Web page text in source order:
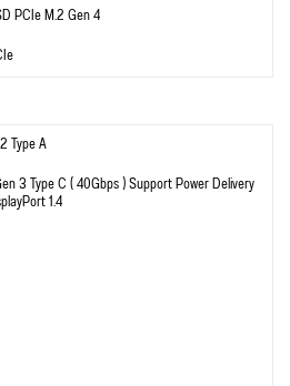
PCIe M.2 Gen 4
Type A
3 Type C ( 40Gbps ) Support Power Delivery
1.4